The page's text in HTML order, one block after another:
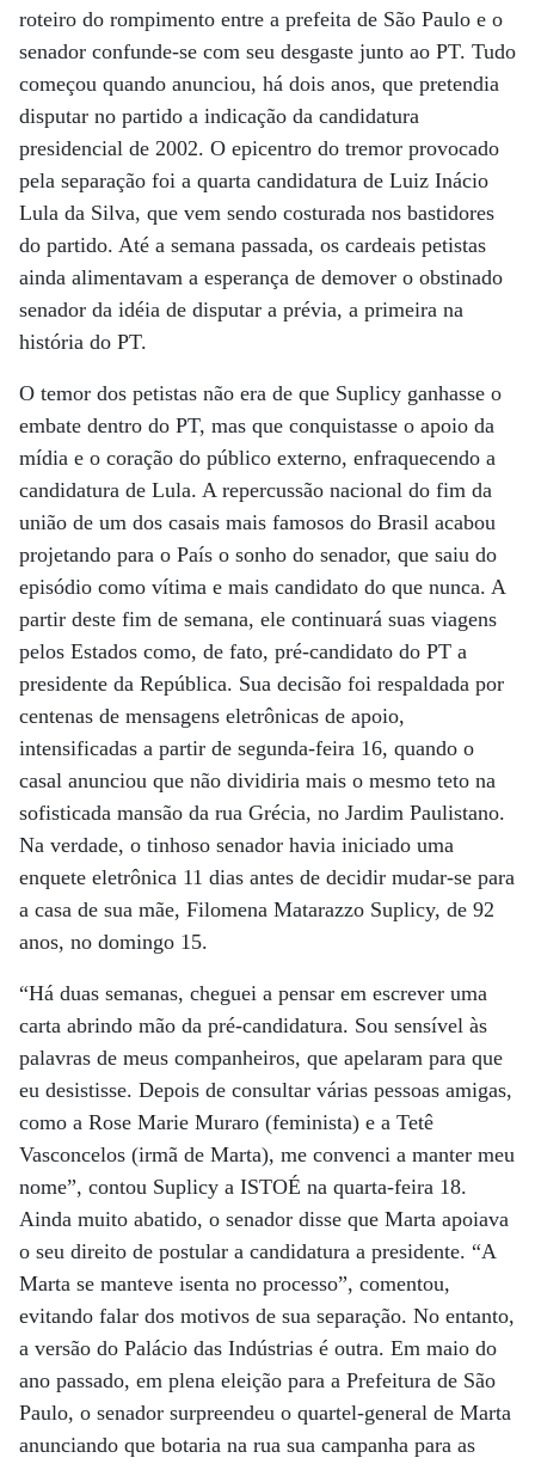
roteiro do rompimento entre a prefeita de São Paulo e o
senador confunde-se com seu desgaste junto ao PT. Tudo
começou quando anunciou, há dois anos, que pretendia
disputar no partido a indicação da candidatura
presidencial de 2002. O epicentro do tremor provocado
pela separação foi a quarta candidatura de Luiz Inácio
Lula da Silva, que vem sendo costurada nos bastidores
do partido. Até a semana passada, os cardeais petistas
ainda alimentavam a esperança de demover o obstinado
senador da idéia de disputar a prévia, a primeira na
história do PT.
O temor dos petistas não era de que Suplicy ganhasse o
embate dentro do PT, mas que conquistasse o apoio da
mídia e o coração do público externo, enfraquecendo a
candidatura de Lula. A repercussão nacional do fim da
união de um dos casais mais famosos do Brasil acabou
projetando para o País o sonho do senador, que saiu do
episódio como vítima e mais candidato do que nunca. A
partir deste fim de semana, ele continuará suas viagens
pelos Estados como, de fato, pré-candidato do PT a
presidente da República. Sua decisão foi respaldada por
centenas de mensagens eletrônicas de apoio,
intensificadas a partir de segunda-feira 16, quando o
casal anunciou que não dividiria mais o mesmo teto na
sofisticada mansão da rua Grécia, no Jardim Paulistano.
Na verdade, o tinhoso senador havia iniciado uma
enquete eletrônica 11 dias antes de decidir mudar-se para
a casa de sua mãe, Filomena Matarazzo Suplicy, de 92
anos, no domingo 15.
“Há duas semanas, cheguei a pensar em escrever uma
carta abrindo mão da pré-candidatura. Sou sensível às
palavras de meus companheiros, que apelaram para que
eu desistisse. Depois de consultar várias pessoas amigas,
como a Rose Marie Muraro (feminista) e a Tetê
Vasconcelos (irmã de Marta), me convenci a manter meu
nome”, contou Suplicy a ISTOÉ na quarta-feira 18.
Ainda muito abatido, o senador disse que Marta apoiava
o seu direito de postular a candidatura a presidente. “A
Marta se manteve isenta no processo”, comentou,
evitando falar dos motivos de sua separação. No entanto,
a versão do Palácio das Indústrias é outra. Em maio do
ano passado, em plena eleição para a Prefeitura de São
Paulo, o senador surpreendeu o quartel-general de Marta
anunciando que botaria na rua sua campanha para as